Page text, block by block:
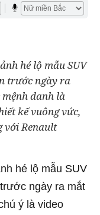
hé lộ mẫu SUV
trước ngày ra
danh là
kế vuông vức,
với Renault
hé lộ mẫu SUV
ngày ra mắt
ý là video